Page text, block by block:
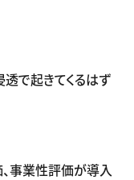
で起きてくるはず
事業性評価が導入